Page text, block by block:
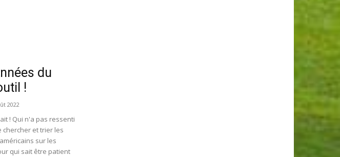
du
!
2022
! Qui n'a pas ressenti
et trier les
sur les
qui sait être patient